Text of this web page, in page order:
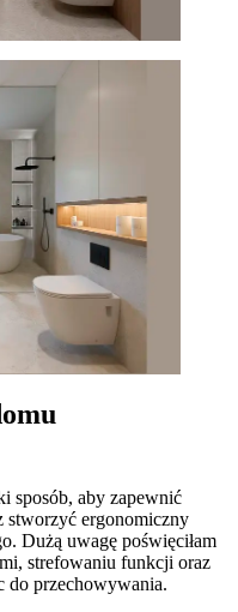
sposób, aby zapewnić
ergonomiczny
Dużą uwagę poświęciłam
strefowaniu funkcji oraz
do przechowywania.